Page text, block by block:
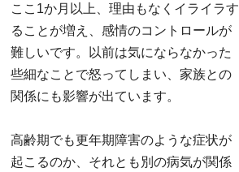
ここ1か月以上、理由もなくイライラす
ることが増え、感情のコントロールが
難しいです。以前は気にならなかった
些細なことで怒ってしまい、家族との
関係にも影響が出ています。
高齢期でも更年期障害のような症状が
起こるのか、それとも別の病気が関係